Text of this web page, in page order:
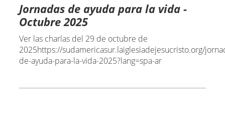
Jornadas de ayuda para la vida -
Octubre 2025
Ver las charlas del 29 de octubre de
2025https://sudamericasur.laiglesiadejesucristo.org/
de-ayuda-para-la-vida-2025?lang=spa-ar